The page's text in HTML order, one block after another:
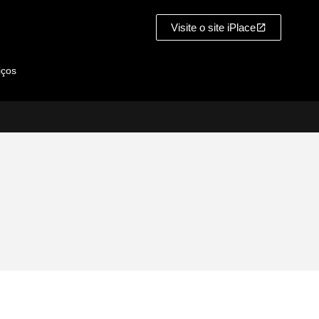
Visite o site iPlace